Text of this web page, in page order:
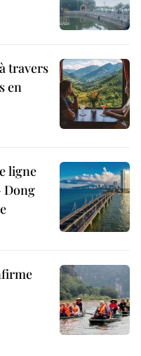
travers
en
ligne
Dong